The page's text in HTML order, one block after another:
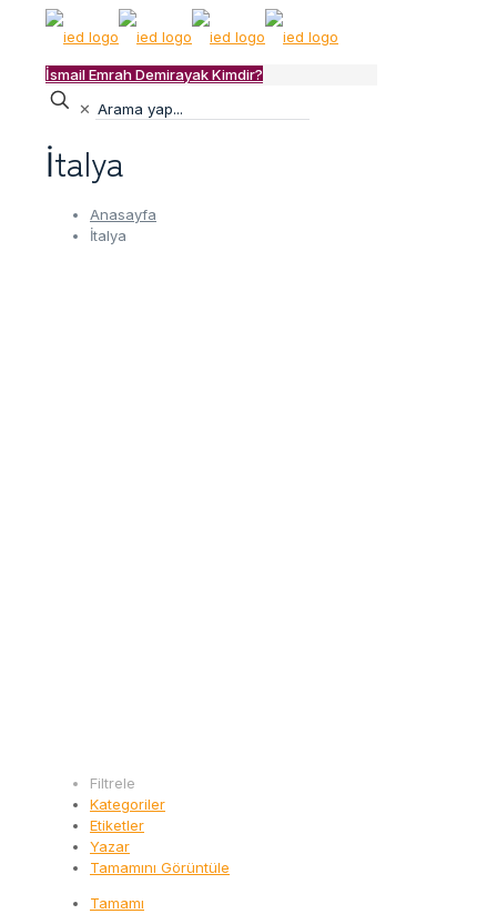
İsmail Emrah Demirayak Kimdir?
✕
İtalya
Anasayfa
İtalya
Filtrele
Kategoriler
Etiketler
Yazar
Tamamını Görüntüle
Tamamı